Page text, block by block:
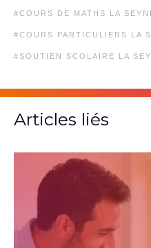
COURS DE MATHS LA
COURS PARTICULIERS LA
SOUTIEN SCOLAIRE LA
Articles liés